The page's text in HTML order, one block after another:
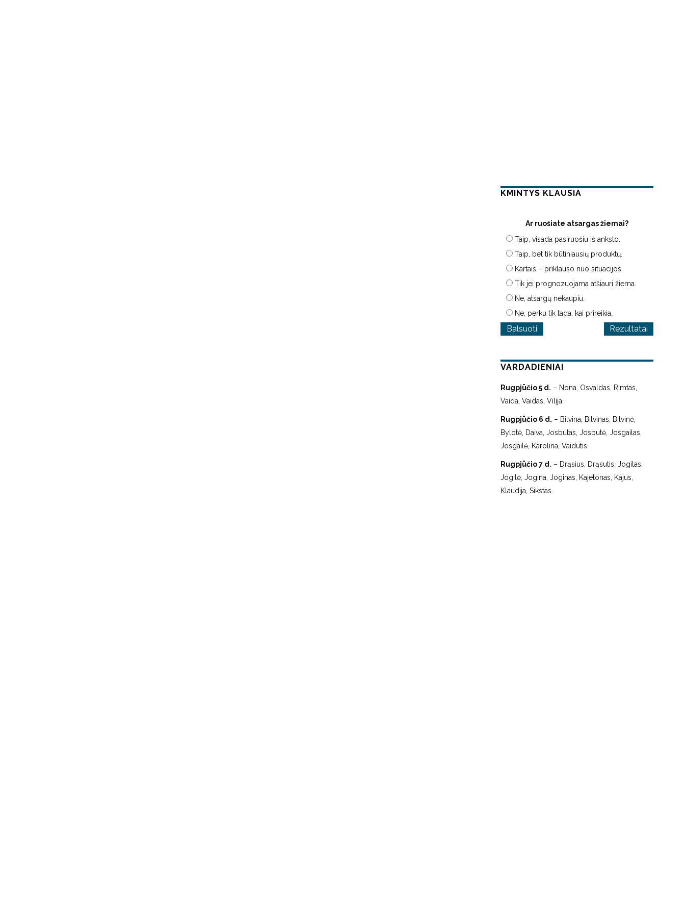
KMINTYS KLAUSIA
Ar ruošiate atsargas žiemai?
Taip, visada pasiruošiu iš anksto.
Taip, bet tik būtiniausių produktų.
Kartais – priklauso nuo situacijos.
Tik jei prognozuojama atšiauri žiema.
Ne, atsargų nekaupiu.
Ne, perku tik tada, kai prireikia.
Rezultatai
VARDADIENIAI
Rugpjūčio 5 d. – Nona, Osvaldas, Rimtas,
Vaida, Vaidas, Vilija.
Rugpjūčio 6 d. – Bilvina, Bilvinas, Bilvinė,
Bylotė, Daiva, Josbutas, Josbutė, Josgailas,
Josgailė, Karolina, Vaidutis.
Rugpjūčio 7 d. – Drąsius, Drąsutis, Jogilas,
Jogilė, Jogina, Joginas, Kajetonas, Kajus,
Klaudija, Sikstas.